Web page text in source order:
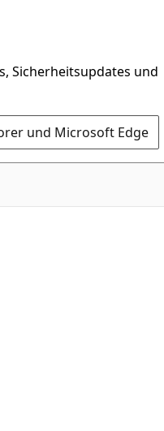
Sicherheitsupdates und
und Microsoft Edge